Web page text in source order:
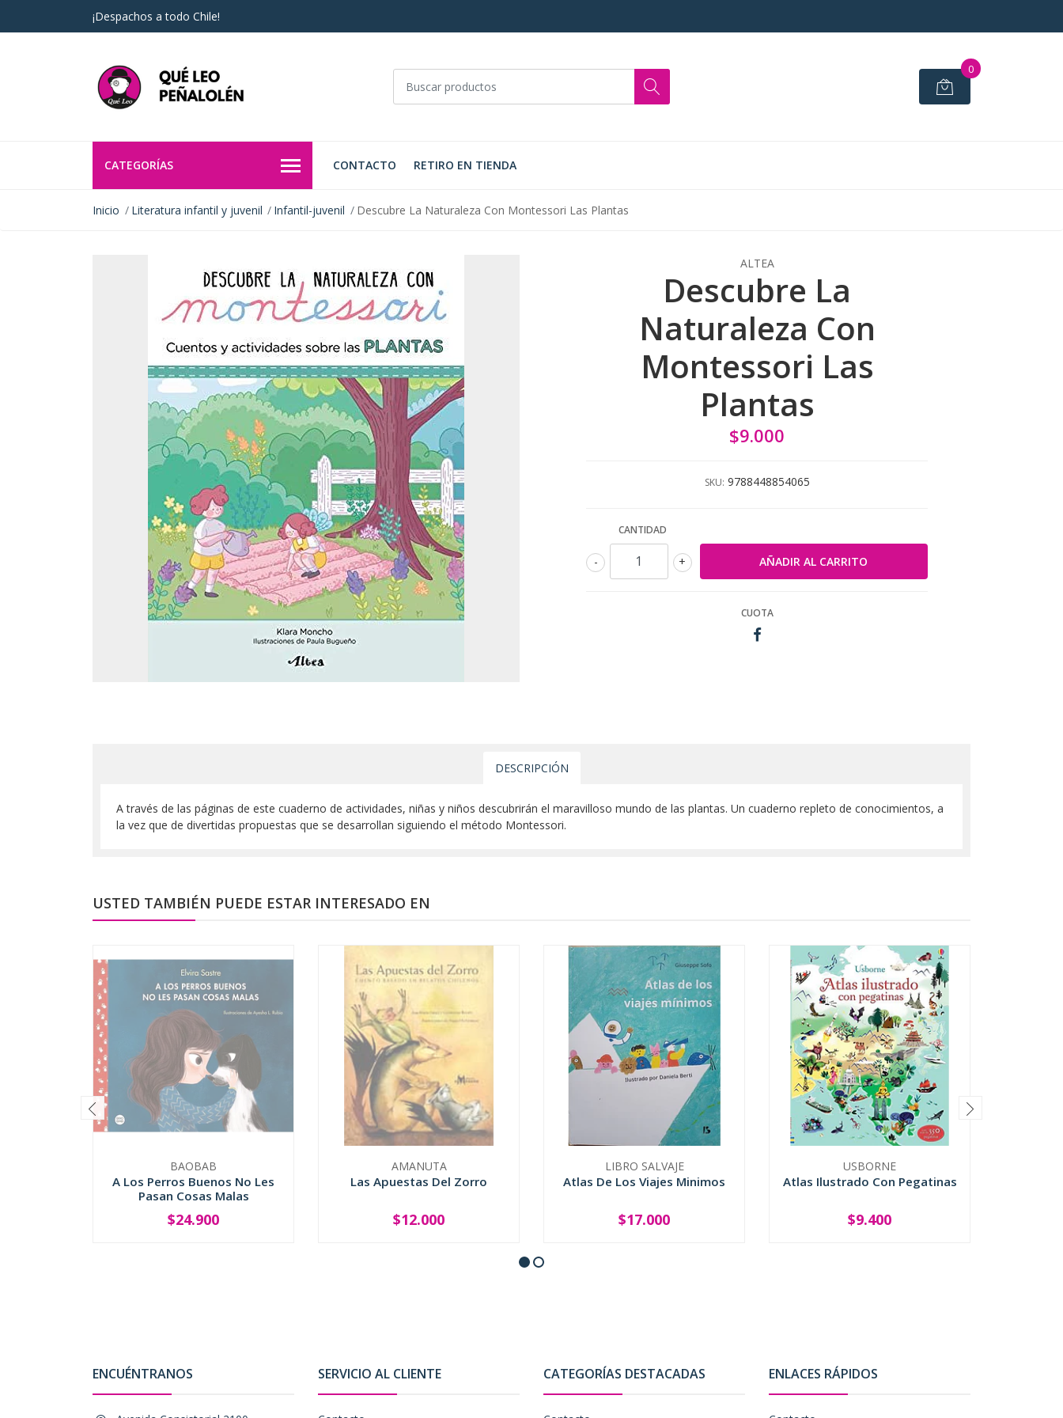
¡Despachos a todo Chile!
0
CATEGORÍAS CONTACTO RETIRO EN TIENDA
Inicio Literatura infantil y juvenil Infantil-juvenil Descubre La Naturaleza Con Montessori Las Plantas
ALTEA
Descubre La
Naturaleza Con
Montessori Las
Plantas
$9.000
SKU: 9788448854065
CANTIDAD
+
-
CUOTA
DESCRIPCIÓN
A través de las páginas de este cuaderno de actividades, niñas y niños descubrirán el maravilloso mundo de las plantas. Un cuaderno repleto de conocimientos, a
la vez que de divertidas propuestas que se desarrollan siguiendo el método Montessori.
USTED TAMBIÉN PUEDE ESTAR INTERESADO EN
BAOBAB
A Los Perros Buenos No Les
Pasan Cosas Malas
SOLD OUT
$24.900
AMANUTA
Las Apuestas Del Zorro
SOLD OUT
$12.000
LIBRO SALVAJE
Atlas De Los Viajes Minimos
+
$17.000
USBORNE
Atlas Ilustrado Con Pegatinas
+
$9.400
ENCUÉNTRANOS SERVICIO AL CLIENTE CATEGORÍAS DESTACADAS ENLACES RÁPIDOS